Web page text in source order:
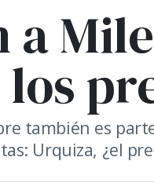
a
también es
Urquiza, ¿el